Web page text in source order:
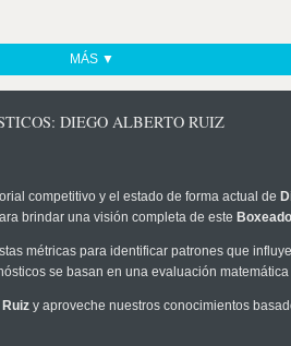
MÁS ▼
DIEGO ALBERTO RUIZ
competitivo y el estado de forma actual de
brindar una visión completa de este
métricas para identificar patrones que
se basan en una evaluación
y aproveche nuestros conocimientos